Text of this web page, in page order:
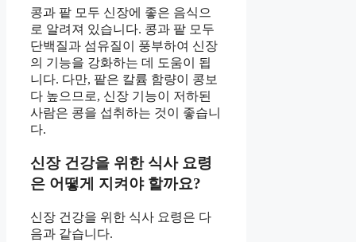
콩과 팥 모두 신장에 좋은 음식으
로 알려져 있습니다. 콩과 팥 모두
단백질과 섬유질이 풍부하여 신장
의 기능을 강화하는 데 도움이 됩
니다. 다만, 팥은 칼륨 함량이 콩보
다 높으므로, 신장 기능이 저하된
사람은 콩을 섭취하는 것이 좋습니
다.
신장 건강을 위한 식사 요령
은 어떻게 지켜야 할까요?
신장 건강을 위한 식사 요령은 다
음과 같습니다.